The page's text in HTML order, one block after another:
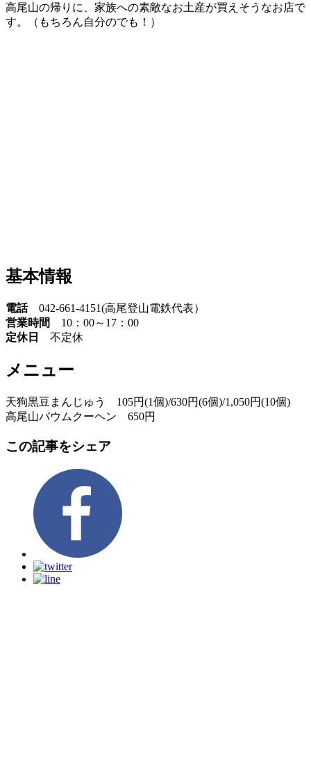
高尾山の帰りに、家族への素敵なお土産が買えそうなお店で
す。（もちろん自分のでも！）
基本情報
電話042-661-4151(高尾登山電鉄代表）
営業時間
10：00～17：00
定休日
不定休
メニュー
天狗黒豆まんじゅう 105円(1個)/630円(6個)/1,050円(10個)
高尾山バウムクーヘン 650円
この記事をシェア